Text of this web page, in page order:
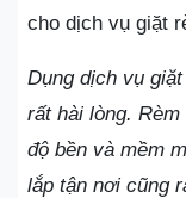
cho dịch vụ giặt
Dụng dịch vụ
rất hài lòng.
độ bền và mềm
lắp tận nơi cũng